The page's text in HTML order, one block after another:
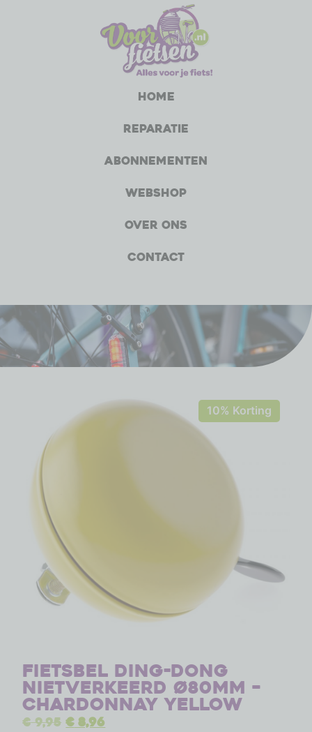
Home
Reparatie
Abonnementen
Webshop
Over ons
Contact
10% Korting
Fietsbel Ding-Dong
NietVerkeerd ø80mm –
chardonnay yellow
€9,95 €8,96